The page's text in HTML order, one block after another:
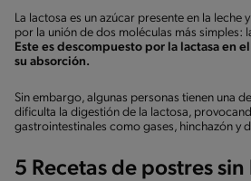
La lactosa es un azúcar presente en la leche
por la unión de dos moléculas más simples:
Este es descompuesto por la lactasa en
su absorción.
Sin embargo, algunas personas tienen una
dificulta la digestión de la lactosa,
gastrointestinales como gases, hinchazón y
5 Recetas de postres